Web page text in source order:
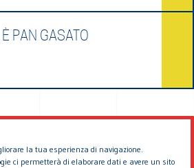
la tua esperienza di navigazione.
ci permetterà di elaborare dati e avere un sito
PAN GASATO